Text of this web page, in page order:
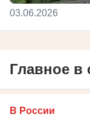
03.06.2026
Главное в
В России